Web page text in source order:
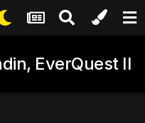
EverQuest II